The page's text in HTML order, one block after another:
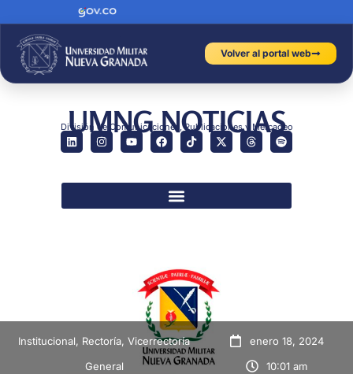
Volver al portal web
UMNG NOTICIAS
División de Comunicaciones, Publicaciones y Mercadeo
Institucional, Rectoría,Vicerrectoría
General
enero 18, 2024
10:01 am